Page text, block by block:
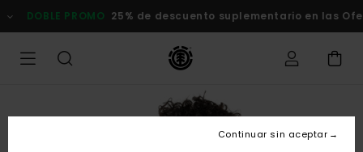
la
DOBLE PROMO 25% de descuento suplementario en las
Continuar sin aceptar